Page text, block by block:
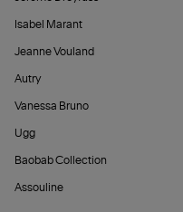
Isabel Marant
Jeanne Vouland
Autry
Vanessa Bruno
Ugg
Baobab Collection
Assouline